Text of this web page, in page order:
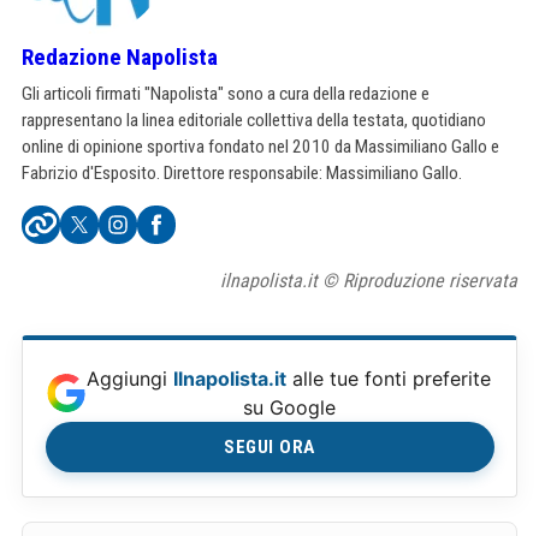
Redazione Napolista
Gli articoli firmati "Napolista" sono a cura della redazione e
rappresentano la linea editoriale collettiva della testata, quotidiano
online di opinione sportiva fondato nel 2010 da Massimiliano Gallo e
Fabrizio d'Esposito. Direttore responsabile: Massimiliano Gallo.
ilnapolista.it © Riproduzione riservata
Aggiungi Ilnapolista.it alle tue fonti preferite
su Google
SEGUI ORA